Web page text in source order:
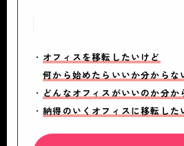
・ オフィスを移転したいけど
何から始めたらいいか分からな
・ どんなオフィスがいいのか分か
・納得のいくオフィスに移転した